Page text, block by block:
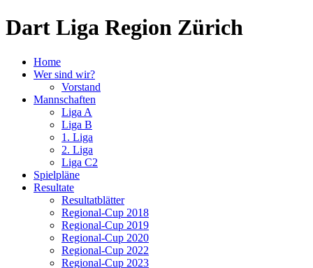
Dart Liga Region Zürich
Home
Wer sind wir?
Vorstand
Mannschaften
Liga A
Liga B
1. Liga
2. Liga
Liga C2
Spielpläne
Resultate
Resultatblätter
Regional-Cup 2018
Regional-Cup 2019
Regional-Cup 2020
Regional-Cup 2022
Regional-Cup 2023